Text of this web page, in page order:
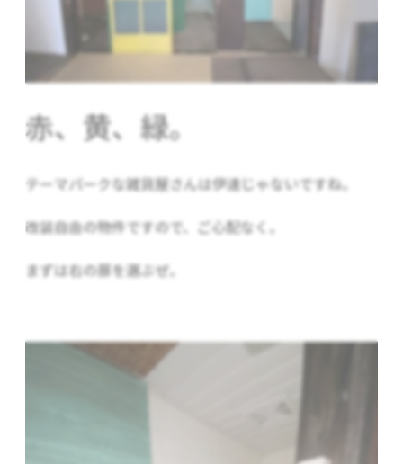
赤、黄、緑。
テーマパークな雑貨屋さんは伊達じゃないですね。
改装自由の物件ですので、ご心配なく。
まずは右の扉を選ぶぜ。